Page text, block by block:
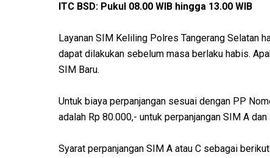
ITC BSD: Pukul 08.00 WIB hingga 13.00 WIB
Layanan SIM Keliling Polres Tangerang Selatan
dapat dilakukan sebelum masa berlaku habis.
SIM Baru.
Untuk biaya perpanjangan sesuai dengan PP
adalah Rp 80.000,- untuk perpanjangan SIM A
Syarat perpanjangan SIM A atau C sebagai berikut: